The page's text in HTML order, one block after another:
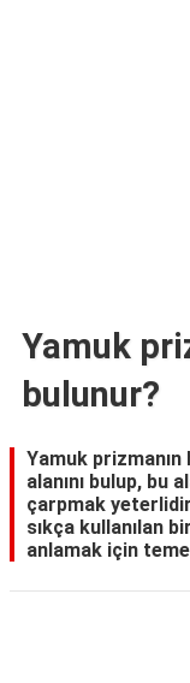
Yamuk
bulunur?
Yamuk
alanını bulup, bu
çarpmak
sıkça kullanılan
anlamak için